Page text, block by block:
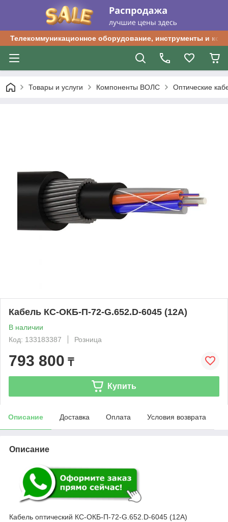
Телекоммуникационное оборудование, инструменты и
Товары и услуги Компоненты ВОЛС Оптические
Кабель КС-ОКБ-П-72-G.652.D-6045 (12А)
В наличии
Код: 133183387
Розница
793 800 ₸
Купить
Описание Доставка Оплата Условия возврата
Описание
Кабель оптический КС-ОКБ-П-72-G.652.D-6045 (12А)